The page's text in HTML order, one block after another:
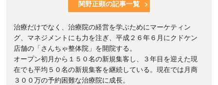
関野正顕の記事一覧
治療だけでなく、治療院の経営を学ぶためにマーケティン
グ、マネジメントにも力を注ぎ、平成２６年６月にクドケン
店舗の「さんちゃ整体院」を開院する。
オープン初月から１５０名の新規集客し、３年目を迎えた現
在でも平均５０名の新規集客を継続している。現在では月商
３００万の予約困難な治療院に成長。